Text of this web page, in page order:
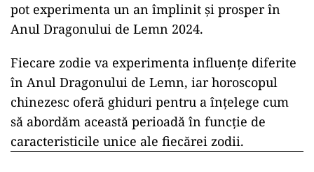
pot experimenta un an împlinit și prosper în
Anul Dragonului de Lemn 2024.
Fiecare zodie va experimenta influențe diferite
în Anul Dragonului de Lemn, iar horoscopul
chinezesc oferă ghiduri pentru a înțelege cum
să abordăm această perioadă în funcție de
caracteristicile unice ale fiecărei zodii.